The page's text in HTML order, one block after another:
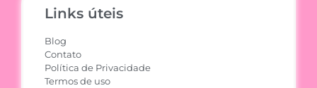
Links úteis
Blog
Contato
Política de Privacidade
Termos de uso